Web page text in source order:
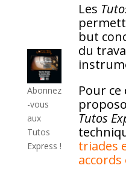
Abonnez
-vous
aux
Tutos
Express !
Les
but
du
Pour
Tutos
triades